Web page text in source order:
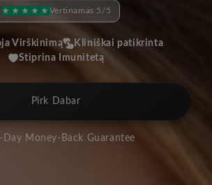
Vertinamas 5/5
Virškinimą
Kliniškai patikrinta
Stiprina Imunitetą
Pirk Dabar
Day Money-Back Guarantee